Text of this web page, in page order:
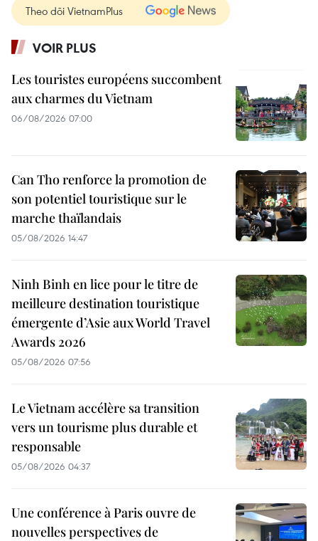
Theo dõi VietnamPlus
VOIR PLUS
Les touristes européens succombent
aux charmes du Vietnam
06/08/2026 07:00
Can Tho renforce la promotion de
son potentiel touristique sur le
marche thaïlandais
05/08/2026 14:47
Ninh Binh en lice pour le titre de
meilleure destination touristique
émergente d’Asie aux World Travel
Awards 2026
05/08/2026 07:56
Le Vietnam accélère sa transition
vers un tourisme plus durable et
responsable
05/08/2026 04:37
Une conférence à Paris ouvre de
nouvelles perspectives de